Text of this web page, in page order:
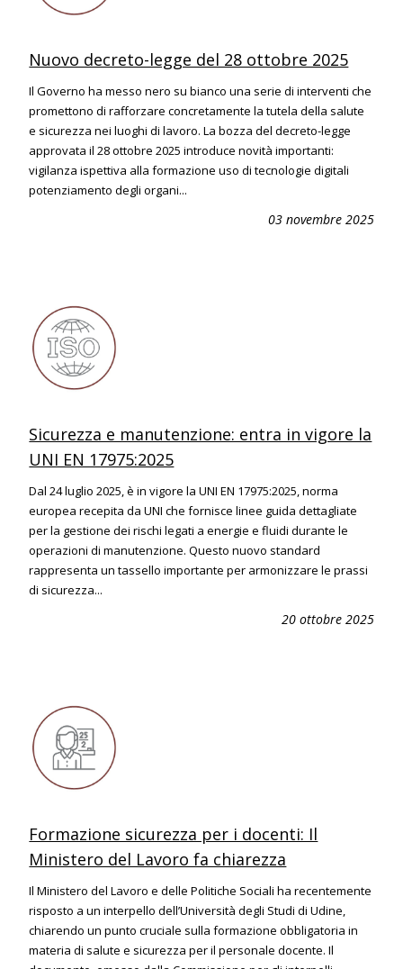
Nuovo decreto-legge del 28 ottobre 2025
Il Governo ha messo nero su bianco una serie di interventi che
promettono di rafforzare concretamente la tutela della salute
e sicurezza nei luoghi di lavoro. La bozza del decreto-legge
approvata il 28 ottobre 2025 introduce novità importanti:
vigilanza ispettiva alla formazione uso di tecnologie digitali
potenziamento degli organi...
03 novembre 2025
Sicurezza e manutenzione: entra in vigore la
UNI EN 17975:2025
Dal 24 luglio 2025, è in vigore la UNI EN 17975:2025, norma
europea recepita da UNI che fornisce linee guida dettagliate
per la gestione dei rischi legati a energie e fluidi durante le
operazioni di manutenzione. Questo nuovo standard
rappresenta un tassello importante per armonizzare le prassi
di sicurezza...
20 ottobre 2025
Formazione sicurezza per i docenti: Il
Ministero del Lavoro fa chiarezza
Il Ministero del Lavoro e delle Politiche Sociali ha recentemente
risposto a un interpello dell’Università degli Studi di Udine,
chiarendo un punto cruciale sulla formazione obbligatoria in
materia di salute e sicurezza per il personale docente. Il